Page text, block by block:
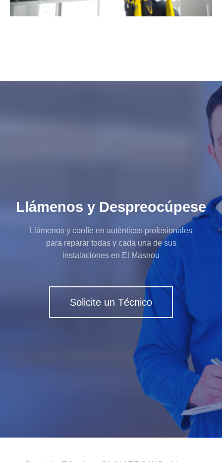
Llámenos y Despreocúpese
Llámenos y confíe en auténticos profesionales
para reparar todas y cada una de sus
instalaciones en El Masnou
Solicite un Técnico